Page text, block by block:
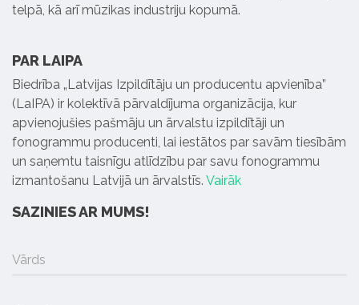
telpā, kā arī mūzikas industriju kopumā.
PAR LAIPA
Biedrība „Latvijas Izpildītāju un producentu apvienība”
(LaIPA) ir kolektīvā pārvaldījuma organizācija, kur
apvienojušies pašmāju un ārvalstu izpildītāji un
fonogrammu producenti, lai iestātos par savām tiesībām
un saņemtu taisnīgu atlīdzību par savu fonogrammu
izmantošanu Latvijā un ārvalstīs. Vairāk
SAZINIES AR MUMS!
Vārds